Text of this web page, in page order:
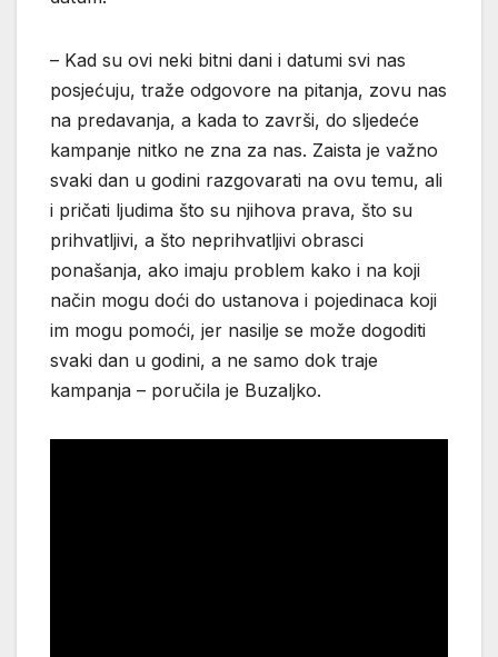
– Kad su ovi neki bitni dani i datumi svi nas
posjećuju, traže odgovore na pitanja, zovu nas
na predavanja, a kada to završi, do sljedeće
kampanje nitko ne zna za nas. Zaista je važno
svaki dan u godini razgovarati na ovu temu, ali
i pričati ljudima što su njihova prava, što su
prihvatljivi, a što neprihvatljivi obrasci
ponašanja, ako imaju problem kako i na koji
način mogu doći do ustanova i pojedinaca koji
im mogu pomoći, jer nasilje se može dogoditi
svaki dan u godini, a ne samo dok traje
kampanja – poručila je Buzaljko.